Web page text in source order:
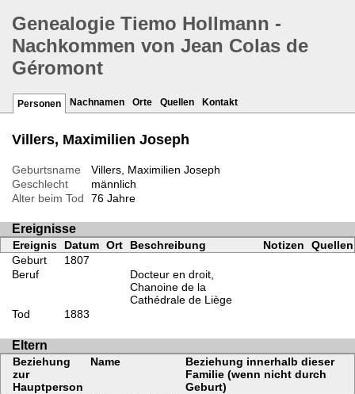
Genealogie Tiemo Hollmann -
Nachkommen von Jean Colas de
Géromont
Personen Nachnamen Orte Quellen Kontakt
Villers, Maximilien Joseph
Geburtsname
Villers, Maximilien Joseph
Geschlecht
männlich
Alter beim Tod
76 Jahre
Ereignisse
Ereignis Datum Ort Beschreibung Notizen
Quellen
Geburt
1807
Beruf
Docteur en droit,
Chanoine de la
Cathédrale de Liège
Tod
1883
Eltern
Beziehung
zur
Hauptperson
Name
Beziehung innerhalb dieser
Familie (wenn nicht durch
Geburt)